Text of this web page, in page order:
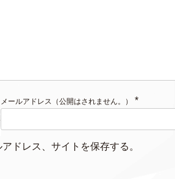
メールアドレス（公開はされません。）
*
ドレス、サイトを保存する。